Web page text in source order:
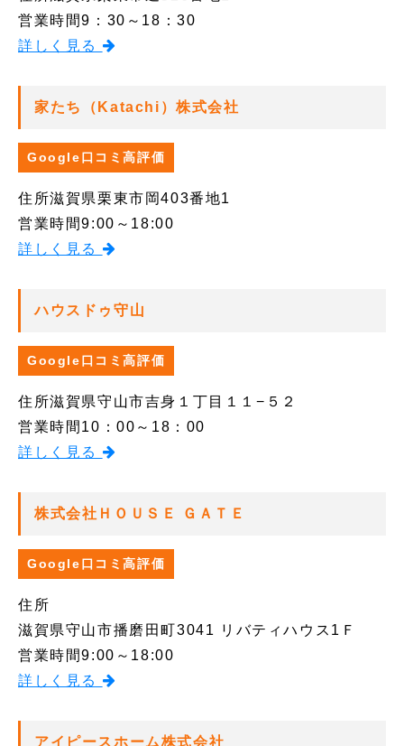
営業時間9：30～18：30
詳しく見る
家たち（Katachi）株式会社
Google口コミ高評価
住所滋賀県栗東市岡403番地1
営業時間9:00～18:00
詳しく見る
ハウスドゥ守山
Google口コミ高評価
住所滋賀県守山市吉身１丁目１１−５２
営業時間 10：00～18：00
詳しく見る
株式会社ＨＯＵＳＥ ＧＡＴＥ
Google口コミ高評価
住所
滋賀県守山市播磨田町3041 リバティハウス1Ｆ
営業時間9:00～18:00
詳しく見る
アイピースホーム株式会社